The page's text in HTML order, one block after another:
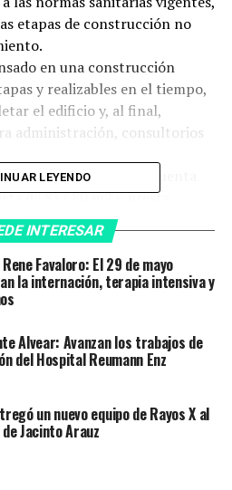
etapas de construcción no
en una construcción
y realizables en el tiempo,
el edificio y, al final,
administración, consultorios
Asistencial cuenta
de 837,80 m2 y presta
clínicos, consultorio
clínico y bacteriológico, sala
de enfermería, tres salas de
de pediatría, sala de
cocina y lavadero. La
ampliación del edificio
del área de Guardia y
de necesidades y
del terreno, se planteó
que permita cubrir la
LEYENDO
INTERESAR
Favaloro: El 29 de mayo
la internación, terapia intensiva y
Alvear: Avanzan los trabajos de
del Hospital Reumann Enz
un nuevo equipo de Rayos X al
Jacinto Arauz